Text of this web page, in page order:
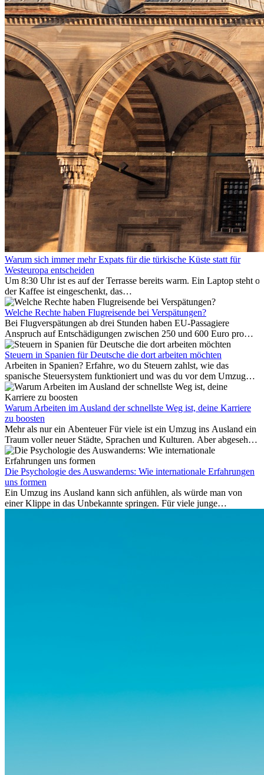
Warum sich immer mehr Expats für die türkische Küste statt für
Westeuropa entscheiden
Um 8:30 Uhr ist es auf der Terrasse bereits warm. Ein Laptop steht
der Kaffee ist eingeschenkt, das
Meer ist nur wenige Meter entfernt. Für viele Expats in
Antalya ist das kein Urlaub. So beginnt ihr Alltag.
Welche Rechte haben Flugreisende bei Verspätungen?
Bei Flugverspätungen ab drei Stunden haben EU-Passagiere
Anspruch auf Entschädigungen zwischen 250 und 600 Euro pro
Person – gestaffelt nach Flugdistanz. Zusätzlich können entstandene
Folgekosten wie Hotelübernachtungen oder verpasste
Anschlussflüge erstattet werden. Bereits ab zwei Stunden
Verspätung muss die Airline Verpflegung und
Kommunikationsmöglichkeiten bereitstellen. Verweigert die
Fluggesellschaft die Zahlung, ist das nicht das letzte Wort:
Schlichtungsstellen und spezialisierte Portale helfen kostenlos oder
auf Provisionsbasis weiter. Ansprüche verjähren in Deutschland erst
nach drei Jahren.
Steuern in Spanien für Deutsche die dort arbeiten möchten
Arbeiten in Spanien? Erfahre, wo du Steuern zahlst, wie das
spanische Steuersystem funktioniert und was du vor dem Umzug
beachten musst.
Warum Arbeiten im Ausland der schnellste Weg ist, deine Karriere
zu boosten
Mehr als nur ein Abenteuer Für viele ist ein Umzug ins Ausland ein
Traum voller neuer Städte, Sprachen und Kulturen. Aber abgesehen
vom Abenteuer ist Arbeiten im...
Die Psychologie des Auswanderns: Wie internationale Erfahrungen
uns formen
Ein Umzug ins Ausland kann sich anfühlen, als würde man von
einer Klippe in das Unbekannte springen. Für viele junge